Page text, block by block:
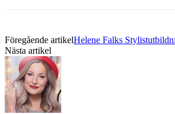
Föregående artikelHelene Falks
Nästa artikel